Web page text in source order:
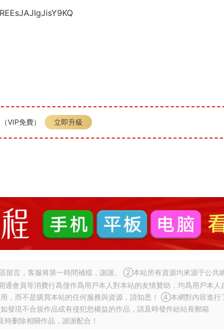
（VIP免費） 立即升級
言，客服将第一時間補檔，謝謝。 ②本站所有資源均來源于公共
會員等消費行爲僅作爲用戶本人對本站的友情贊助，均爲用戶本人
，而不是購買本站的任何服務與資源，請知悉！ ④本網對内容進行
發現不合規作品或有侵犯您權益的作品，請及時發件給站長郵箱
時删除相關作品，謝謝配合！